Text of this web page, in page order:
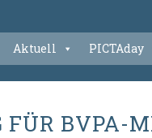
Aktuell PICTAday
BVPA-